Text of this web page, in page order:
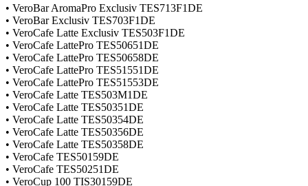
• VeroBar AromaPro Exclusiv TES713F1DE
• VeroBar Exclusiv TES703F1DE
• VeroCafe Latte Exclusiv TES503F1DE
• VeroCafe LattePro TES50651DE
• VeroCafe LattePro TES50658DE
• VeroCafe LattePro TES51551DE
• VeroCafe LattePro TES51553DE
• VeroCafe Latte TES503M1DE
• VeroCafe Latte TES50351DE
• VeroCafe Latte TES50354DE
• VeroCafe Latte TES50356DE
• VeroCafe Latte TES50358DE
• VeroCafe TES50159DE
• VeroCafe TES50251DE
• VeroCup 100 TIS30159DE